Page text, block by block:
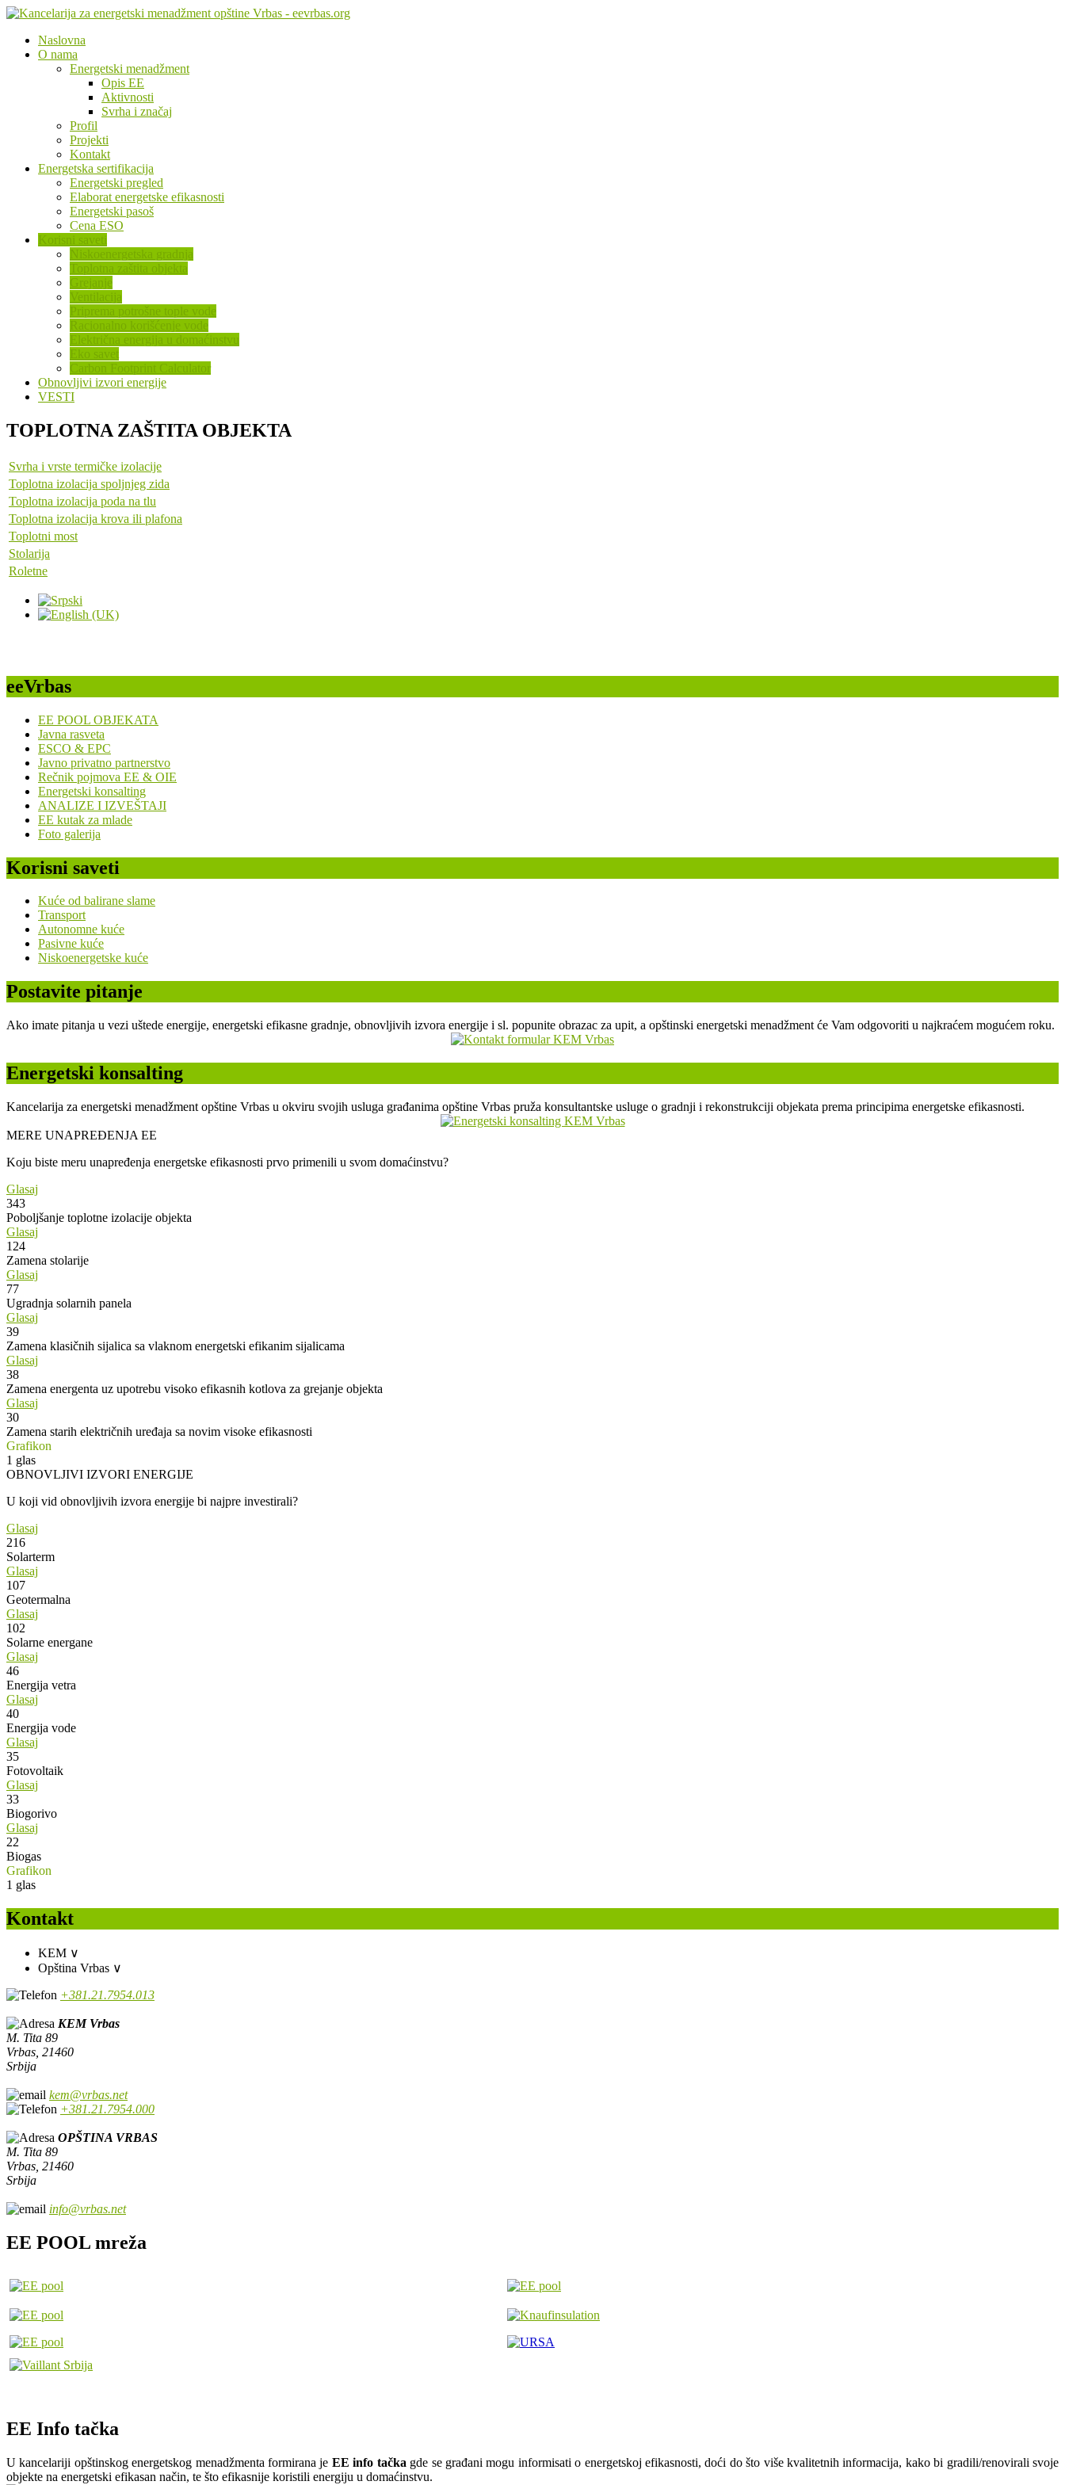
Naslovna
O nama
Energetski menadžment
Opis EE
Aktivnosti
Svrha i značaj
Profil
Projekti
Kontakt
Energetska sertifikacija
Energetski pregled
Elaborat energetske efikasnosti
Energetski pasoš
Cena ESO
Korisni saveti
Niskoenergetska gradnja
Toplotna zaštita objekta
Grejanje
Ventilacija
Priprema potrošne tople vode
Racionalno korišćenje vode
Električna energija u domaćinstvu
Eko savet
Carbon Footprint Calculator
Obnovljivi izvori energije
VESTI
TOPLOTNA ZAŠTITA OBJEKTA
Svrha i vrste termičke izolacije
Toplotna izolacija spoljnjeg zida
Toplotna izolacija poda na tlu
Toplotna izolacija krova ili plafona
Toplotni most
Stolarija
Roletne
eeVrbas
EE POOL OBJEKATA
Javna rasveta
ESCO & EPC
Javno privatno partnerstvo
Rečnik pojmova EE & OIE
Energetski konsalting
ANALIZE I IZVEŠTAJI
EE kutak za mlade
Foto galerija
Korisni saveti
Kuće od balirane slame
Transport
Autonomne kuće
Pasivne kuće
Niskoenergetske kuće
Postavite pitanje
Ako imate pitanja u vezi uštede energije, energetski efikasne gradnje, obnovljivih izvora energije i sl. popunite obrazac za upit, a opštinski energetski menadžment će Vam odgovoriti u najkraćem mogućem roku.
Energetski konsalting
Kancelarija za energetski menadžment opštine Vrbas u okviru svojih usluga građanima opštine Vrbas pruža konsultantske usluge o gradnji i rekonstrukciji objekata prema principima energetske efikasnosti.
MERE UNAPREĐENJA EE
Koju biste meru unapređenja energetske efikasnosti prvo primenili u svom domaćinstvu?
Glasaj
343
Poboljšanje toplotne izolacije objekta
Glasaj
124
Zamena stolarije
Glasaj
77
Ugradnja solarnih panela
Glasaj
39
Zamena klasičnih sijalica sa vlaknom energetski efikanim sijalicama
Glasaj
38
Zamena energenta uz upotrebu visoko efikasnih kotlova za grejanje objekta
Glasaj
30
Zamena starih električnih uređaja sa novim visoke efikasnosti
Grafikon
1 glas
OBNOVLJIVI IZVORI ENERGIJE
U koji vid obnovljivih izvora energije bi najpre investirali?
Glasaj
216
Solarterm
Glasaj
107
Geotermalna
Glasaj
102
Solarne energane
Glasaj
46
Energija vetra
Glasaj
40
Energija vode
Glasaj
35
Fotovoltaik
Glasaj
33
Biogorivo
Glasaj
22
Biogas
Grafikon
1 glas
Kontakt
KEM ∨
Opština Vrbas ∨
+381.21.7954.013
KEM Vrbas
M. Tita 89
Vrbas, 21460
Srbija
kem@vrbas.net
+381.21.7954.000
OPŠTINA VRBAS
M. Tita 89
Vrbas, 21460
Srbija
info@vrbas.net
EE POOL mreža
EE Info tačka
U kancelariji opštinskog energetskog menadžmenta formirana je EE info tačka gde se građani mogu informisati o energetskoj efikasnosti, doći do što više kvalitetnih informacija, kako bi gradili/renovirali svoje
objekte na energetski efikasan način, te što efikasnije koristili energiju u domaćinstvu.